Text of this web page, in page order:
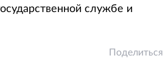
службе и
Поделиться